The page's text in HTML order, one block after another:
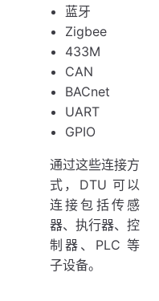
蓝牙
Zigbee
433M
CAN
BACnet
UART
GPIO
通过这些连接方
式，DTU 可以
连接包括传感
器、执行器、控
制器、PLC 等
子设备。